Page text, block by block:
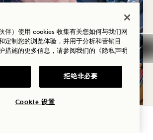
音乐会
伴）使用 cookies 收集有关您如何与我们网
定制您的浏览体验，并用于分析和营销目
措施的更多信息，请参阅我们的 《隐私声明
拒绝非必要
Cookie 设置